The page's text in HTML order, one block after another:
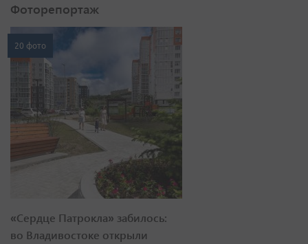
Фоторепортаж
20 фото
«Сердце Патрокла» забилось:
во Владивостоке открыли